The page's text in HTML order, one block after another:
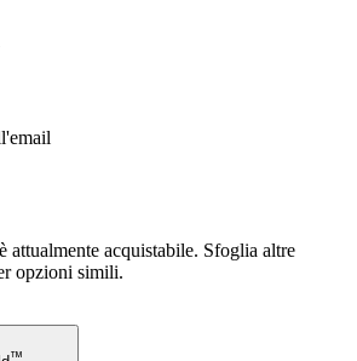
attualmente acquistabile. Sfoglia altre
opzioni simili.
™